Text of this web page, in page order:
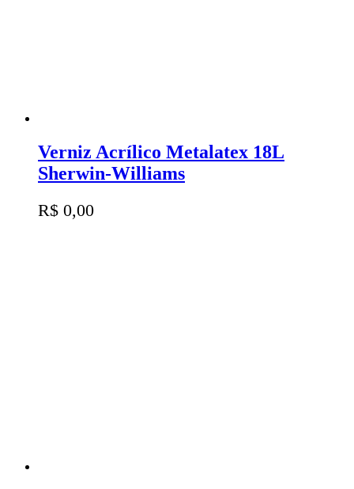
Verniz Acrílico Metalatex 18L
Sherwin-Williams
R$ 0,00